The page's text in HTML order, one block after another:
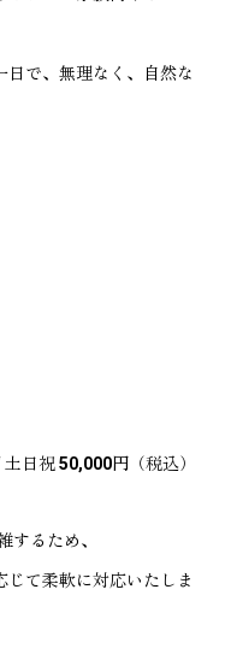
日で、無理なく、自然な
土日祝50,000円（税込）
るため、
て柔軟に対応いたしま